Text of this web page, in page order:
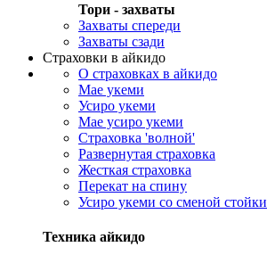
Тори - захваты
Захваты спереди
Захваты сзади
Страховки в айкидо
О страховках в айкидо
Мае укеми
Усиро укеми
Мае усиро укеми
Страховка 'волной'
Развернутая страховка
Жесткая страховка
Перекат на спину
Усиро укеми со сменой стойки
Техника айкидо